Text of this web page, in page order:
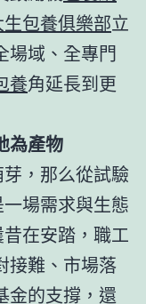
包養俱樂部立
場域、全專門
養角延長到更
為產物
，那么從試驗
場需求與生態
在安踏，職工
接難、市場落
金的支撐，還